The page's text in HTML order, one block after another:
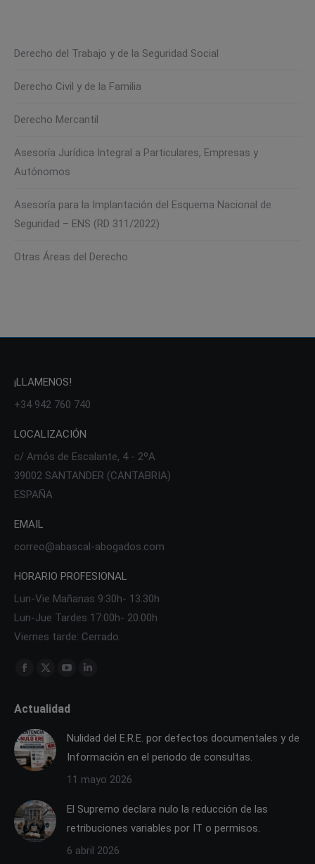
Derecho del Trabajo y de la Seguridad Social
Derecho Civil y de la Familia
Derecho Mercantil
Asesoría Jurídica Integral a Particulares, Empresas y
Autónomos
Asesoría para la Implantación del Esquema Nacional de
Seguridad – ENS (RD 311/2022)
Otras Áreas del Derecho
¡LLAMENOS!
+34 942 760 740
LOCALIZACIÓN
c/ Amós de Escalante, 4 - 2ºA
39002 SANTANDER (CANTABRIA)
ESPAÑA
EMAIL
correo@abascal-abogados.com
HORARIO PROFESIONAL
Lun-Vie Mañanas 9:30h- 13.30h
Lun-Jue Tardes 17:00h- 20.00h
Viernes tarde: Cerrado.
Find us on:
Facebook
opens
in
new
window
X
opens
in
new
window
opens
Actualidad
Nulidad del E.R.E. por defectos documentales y de
Información en el periodo de consultas.
11 mayo 2026
El Supremo declara nulo la reducción de las
retribuciones variables por IT o permisos.
6 abril 2026